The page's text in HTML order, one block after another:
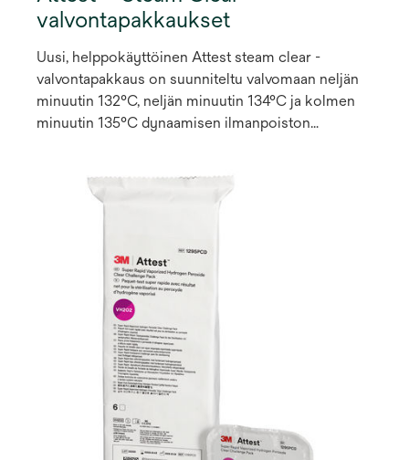
valvontapakkaukset
Uusi, helppokäyttöinen Attest steam clear -
valvontapakkaus on suunniteltu valvomaan neljän
minuutin 132°C, neljän minuutin 134°C ja kolmen
minuutin 135°C dynaamisen ilmanpoiston
biologisen indikaattorin (BI) ja kemiallisen
integraattorin (CI) tarkastelun ennen ja jälkeen